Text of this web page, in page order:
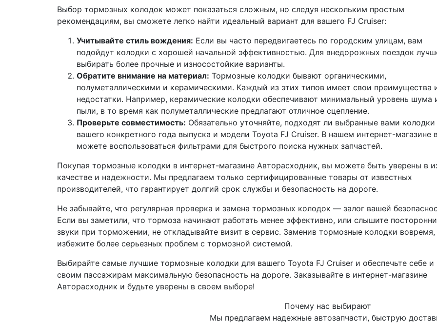
Выбор тормозных колодок может показаться сложным, но следуя нескольким простым
рекомендациям, вы сможете легко найти идеальный вариант для вашего FJ Cruiser:
Учитывайте стиль вождения: Если вы часто передвигаетесь по городским улицам, вам
подойдут колодки с хорошей начальной эффективностью. Для внедорожных поездок
выбирать более прочные и износостойкие варианты.
Обратите внимание на материал: Тормозные колодки бывают органическими,
полуметаллическими и керамическими. Каждый из этих типов имеет свои преимущества
недостатки. Например, керамические колодки обеспечивают минимальный уровень шума
пыли, в то время как полуметаллические предлагают отличное сцепление.
Проверьте совместимость: Обязательно уточняйте, подходят ли выбранные вами колодки
вашего конкретного года выпуска и модели Toyota FJ Cruiser. В нашем интернет-магазине
можете воспользоваться фильтрами для быстрого поиска нужных запчастей.
Покупая тормозные колодки в интернет-магазине Авторасходник, вы можете быть уверены в
качестве и надежности. Мы предлагаем только сертифицированные товары от известных
производителей, что гарантирует долгий срок службы и безопасность на дороге.
Не забывайте, что регулярная проверка и замена тормозных колодок — залог вашей
Если вы заметили, что тормоза начинают работать менее эффективно, или слышите
звуки при торможении, не откладывайте визит в сервис. Заменив тормозные колодки
избежите более серьезных проблем с тормозной системой.
Выбирайте самые лучшие тормозные колодки для вашего Toyota FJ Cruiser и обеспечьте себе и
своим пассажирам максимальную безопасность на дороге. Заказывайте в интернет-магазине
Авторасходник и будьте уверены в своем выборе!
Почему нас выбирают
Мы предлагаем надежные автозапчасти, быструю